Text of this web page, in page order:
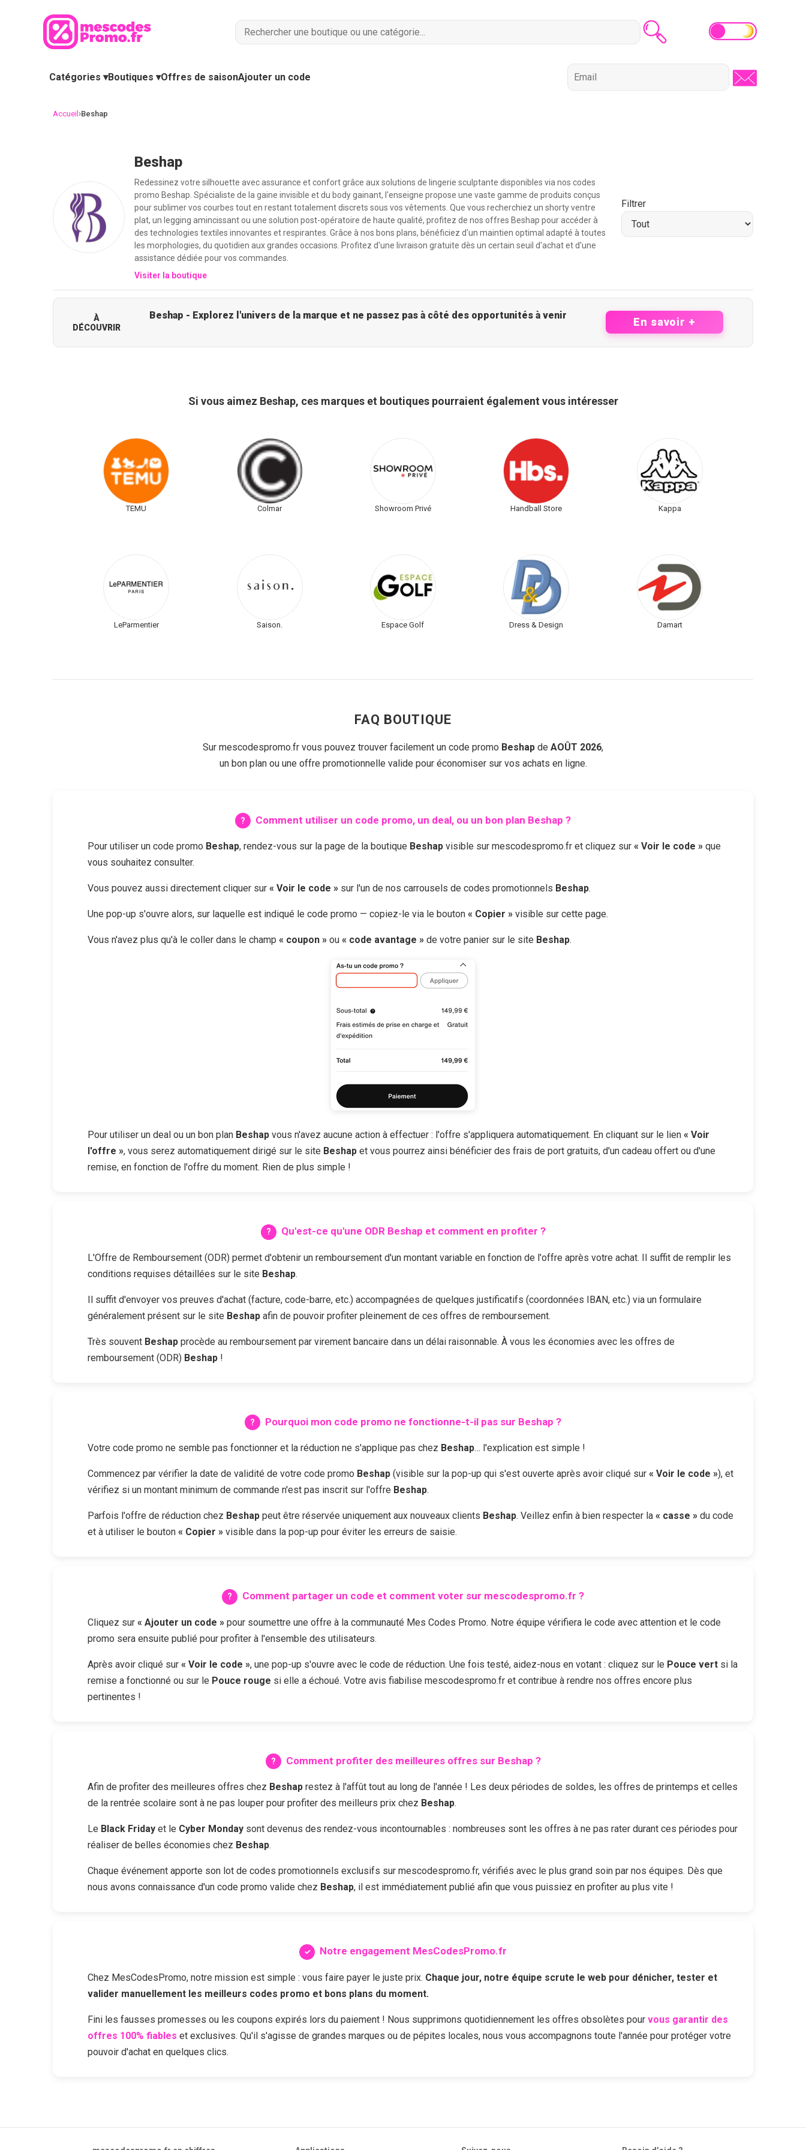
Catégories ▾Boutiques ▾Offres de saisonAjouter un code
Accueil ›Beshap
Beshap
Redessinez votre silhouette avec assurance et confort grâce aux solutions de lingerie sculptante disponibles via nos codes
promo Beshap. Spécialiste de la gaine invisible et du body gainant, l'enseigne propose une vaste gamme de produits conçus
pour sublimer vos courbes tout en restant totalement discrets sous vos vêtements. Que vous recherchiez un shorty ventre
plat, un legging amincissant ou une solution post-opératoire de haute qualité, profitez de nos offres Beshap pour accéder à
des technologies textiles innovantes et respirantes. Grâce à nos bons plans, bénéficiez d'un maintien optimal adapté à toutes
les morphologies, du quotidien aux grandes occasions. Profitez d'une livraison gratuite dès un certain seuil d'achat et d'une
assistance dédiée pour vos commandes.
Visiter la boutique
Filtrer
À
DÉCOUVRIR
Beshap - Explorez l'univers de la marque et ne passez pas à côté des opportunités à venir
En savoir +
Si vous aimez Beshap, ces marques et boutiques pourraient également vous intéresser
TEMU Colmar Showroom Privé Handball Store Kappa
LeParmentier Saison. Espace Golf Dress & Design Damart
FAQ BOUTIQUE
Sur mescodespromo.fr vous pouvez trouver facilement un code promo Beshap de AOÛT 2026,
un bon plan ou une offre promotionnelle valide pour économiser sur vos achats en ligne.
Comment utiliser un code promo, un deal, ou un bon plan Beshap ?
Pour utiliser un code promo Beshap, rendez-vous sur la page de la boutique Beshap visible sur mescodespromo.fr et cliquez sur « Voir le code » que
vous souhaitez consulter.
Vous pouvez aussi directement cliquer sur « Voir le code » sur l'un de nos carrousels de codes promotionnels Beshap.
Une pop-up s'ouvre alors, sur laquelle est indiqué le code promo — copiez-le via le bouton « Copier » visible sur cette page.
Vous n'avez plus qu'à le coller dans le champ « coupon » ou « code avantage » de votre panier sur le site Beshap.
Pour utiliser un deal ou un bon plan Beshap vous n'avez aucune action à effectuer : l'offre s'appliquera automatiquement. En cliquant sur le lien « Voir
l'offre », vous serez automatiquement dirigé sur le site Beshap et vous pourrez ainsi bénéficier des frais de port gratuits, d'un cadeau offert ou d'une
remise, en fonction de l'offre du moment. Rien de plus simple !
Qu'est-ce qu'une ODR Beshap et comment en profiter ?
L'Offre de Remboursement (ODR) permet d'obtenir un remboursement d'un montant variable en fonction de l'offre après votre achat. Il suffit de remplir les
conditions requises détaillées sur le site Beshap.
Il suffit d'envoyer vos preuves d'achat (facture, code-barre, etc.) accompagnées de quelques justificatifs (coordonnées IBAN, etc.) via un formulaire
généralement présent sur le site Beshap afin de pouvoir profiter pleinement de ces offres de remboursement.
Très souvent Beshap procède au remboursement par virement bancaire dans un délai raisonnable. À vous les économies avec les offres de
remboursement (ODR) Beshap !
Pourquoi mon code promo ne fonctionne-t-il pas sur Beshap ?
Votre code promo ne semble pas fonctionner et la réduction ne s'applique pas chez Beshap… l'explication est simple !
Commencez par vérifier la date de validité de votre code promo Beshap (visible sur la pop-up qui s'est ouverte après avoir cliqué sur « Voir le code »), et
vérifiez si un montant minimum de commande n'est pas inscrit sur l'offre Beshap.
Parfois l'offre de réduction chez Beshap peut être réservée uniquement aux nouveaux clients Beshap. Veillez enfin à bien respecter la « casse » du code
et à utiliser le bouton « Copier » visible dans la pop-up pour éviter les erreurs de saisie.
Comment partager un code et comment voter sur mescodespromo.fr ?
Cliquez sur « Ajouter un code » pour soumettre une offre à la communauté Mes Codes Promo. Notre équipe vérifiera le code avec attention et le code
promo sera ensuite publié pour profiter à l'ensemble des utilisateurs.
Après avoir cliqué sur « Voir le code », une pop-up s'ouvre avec le code de réduction. Une fois testé, aidez-nous en votant : cliquez sur le Pouce vert si la
remise a fonctionné ou sur le Pouce rouge si elle a échoué. Votre avis fiabilise mescodespromo.fr et contribue à rendre nos offres encore plus
pertinentes !
Comment profiter des meilleures offres sur Beshap ?
Afin de profiter des meilleures offres chez Beshap restez à l'affût tout au long de l'année ! Les deux périodes de soldes, les offres de printemps et celles
de la rentrée scolaire sont à ne pas louper pour profiter des meilleurs prix chez Beshap.
Le Black Friday et le Cyber Monday sont devenus des rendez-vous incontournables : nombreuses sont les offres à ne pas rater durant ces périodes pour
réaliser de belles économies chez Beshap.
Chaque événement apporte son lot de codes promotionnels exclusifs sur mescodespromo.fr, vérifiés avec le plus grand soin par nos équipes. Dès que
nous avons connaissance d'un code promo valide chez Beshap, il est immédiatement publié afin que vous puissiez en profiter au plus vite !
Notre engagement MesCodesPromo.fr
Chez MesCodesPromo, notre mission est simple : vous faire payer le juste prix. Chaque jour, notre équipe scrute le web pour dénicher, tester et
valider manuellement les meilleurs codes promo et bons plans du moment.
Fini les fausses promesses ou les coupons expirés lors du paiement ! Nous supprimons quotidiennement les offres obsolètes pour vous garantir des
offres 100% fiables et exclusives. Qu'il s'agisse de grandes marques ou de pépites locales, nous vous accompagnons toute l'année pour protéger votre
pouvoir d'achat en quelques clics.